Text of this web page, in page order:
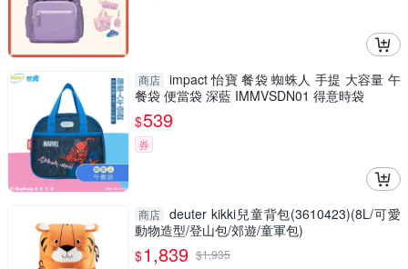
商店 impact 怡寶 餐袋 蜘蛛人 手提 大容量 午
餐袋 便當袋 深藍 IMMVSDN01 得意時袋
$539
券
商店 deuter kikki兒童背包(3610423)(8L/可愛
動物造型/登山包/郊遊/童軍包)
$1,839 $1,935